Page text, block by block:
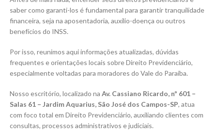
saber como garanti-los é fundamental para garantir tranquilidade
financeira, seja na aposentadoria, auxílio-doença ou outros
benefícios do INSS.
Por isso, reunimos aqui informações atualizadas, dúvidas
frequentes e orientações locais sobre Direito Previdenciário,
especialmente voltadas para moradores do Vale do Paraíba.
Nosso escritório, localizado na Av. Cassiano Ricardo, nº 601 –
Salas 61 – Jardim Aquarius, São José dos Campos-SP, atua
com foco total em Direito Previdenciário, auxiliando clientes com
consultas, processos administrativos e judiciais.